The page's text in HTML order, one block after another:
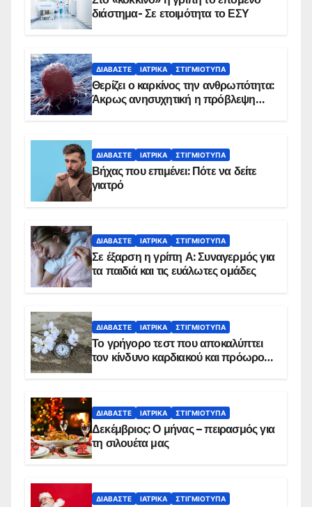
διάστημα- Σε ετοιμότητα το ΕΣΥ
ΔΙΑΒΆΣΤΕ ΙΑΤΡΙΚΆ ΣΤΙΓΜΙΌΤΥΠΑ
Θερίζει ο καρκίνος την ανθρωπότητα:
Άκρως ανησυχητική η πρόβλεψη…
ΔΙΑΒΆΣΤΕ ΙΑΤΡΙΚΆ ΣΤΙΓΜΙΌΤΥΠΑ
Βήχας που επιμένει: Πότε να δείτε
γιατρό
ΔΙΑΒΆΣΤΕ ΙΑΤΡΙΚΆ ΣΤΙΓΜΙΌΤΥΠΑ
Σε έξαρση η γρίπη Α: Συναγερμός για
τα παιδιά και τις ευάλωτες ομάδες
ΔΙΑΒΆΣΤΕ ΙΑΤΡΙΚΆ ΣΤΙΓΜΙΌΤΥΠΑ
Το γρήγορο τεστ που αποκαλύπτει
τον κίνδυνο καρδιακού και πρόωρου
ΔΙΑΒΆΣΤΕ ΙΑΤΡΙΚΆ ΣΤΙΓΜΙΌΤΥΠΑ
Δεκέμβριος: Ο μήνας – πειρασμός για
τη σιλουέτα μας
ΔΙΑΒΆΣΤΕ ΙΑΤΡΙΚΆ ΣΤΙΓΜΙΌΤΥΠΑ